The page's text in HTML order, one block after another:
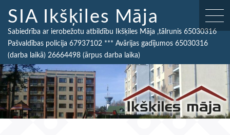
SIA Ikšķiles Māja
Sabiedrība ar ierobežotu atbildību Ikšķiles Māja ,tālrunis 65030316
Pašvaldības policija 67937102 *** Avārijas gadījumos 65030316
(darba laikā) 26664498 (ārpus darba laika)